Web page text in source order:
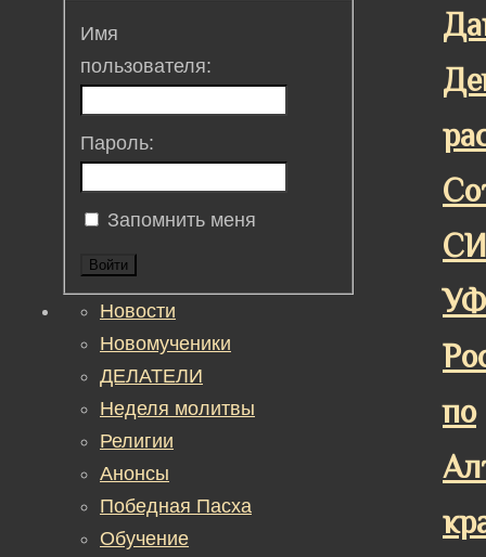
по
Имя
пользователя:
Пароль:
Запомнить меня
Войти
Новости
Новомученики
ДЕЛАТЕЛИ
Неделя молитвы
Религии
Анонсы
Победная Пасха
Обучение